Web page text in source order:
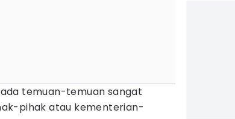
temuan-temuan sangat
pihak atau kementerian-